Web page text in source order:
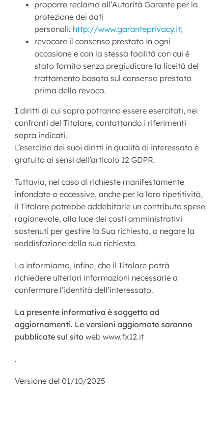
proporre reclamo all’Autorità Garante per la
protezione dei dati
personali: http://www.garanteprivacy.it;
revocare il consenso prestato in ogni
occasione e con la stessa facilità con cui è
stato fornito senza pregiudicare la liceità del
trattamento basata sul consenso prestato
prima della revoca.
I diritti di cui sopra potranno essere esercitati, nei
confronti del Titolare, contattando i riferimenti
sopra indicati.
L’esercizio dei suoi diritti in qualità di interessato è
gratuito ai sensi dell’articolo 12 GDPR.
Tuttavia, nel caso di richieste manifestamente
infondate o eccessive, anche per la loro ripetitività,
il Titolare potrebbe addebitarle un contributo spese
ragionevole, alla luce dei costi amministrativi
sostenuti per gestire la Sua richiesta, o negare la
soddisfazione della sua richiesta.
La informiamo, infine, che il Titolare potrà
richiedere ulteriori informazioni necessarie a
confermare l’identità dell’interessato.
La presente informativa è soggetta ad
aggiornamenti. Le versioni aggiornate saranno
pubblicate sul sitoweb www.fx12.it
.
Versione del 01/10/2025